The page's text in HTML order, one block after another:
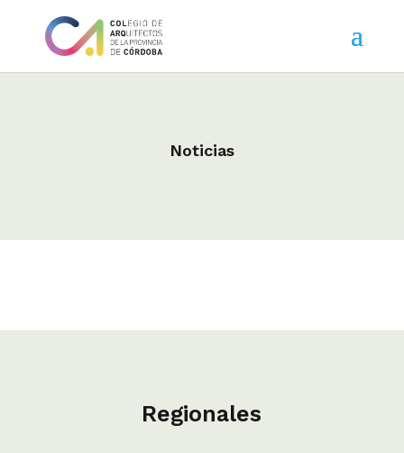
Noticias
Regionales